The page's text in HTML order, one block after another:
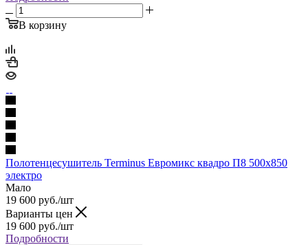
В корзину
Полотенцесушитель Terminus Евромикс квадро П8 500х850
электро
Мало
19 600 руб./шт
Варианты цен
19 600 руб./шт
Подробности